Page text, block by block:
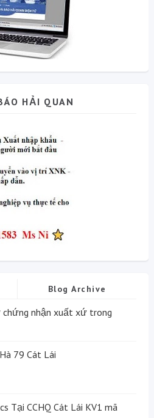
HẢI QUAN
Blog Archive
nhận xuất xứ trong
79 Cát Lái
Tại CCHQ Cát Lái KV1 mã